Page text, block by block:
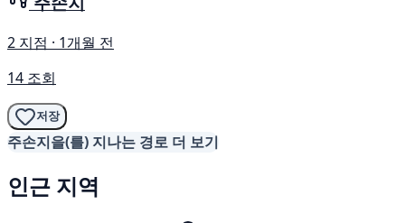
2 지점 · 1개월 전
14 조회
저장
주손지을(를) 지나는 경로 더 보기
인근 지역